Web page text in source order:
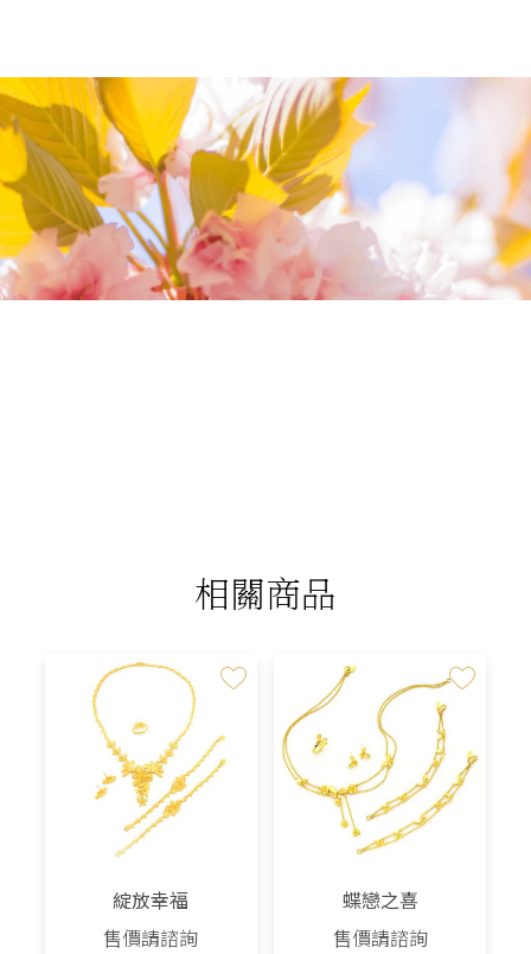
我們相信您值得最好的
相關商品
綻放幸福
售價請諮詢
蝶戀之喜
售價請諮詢